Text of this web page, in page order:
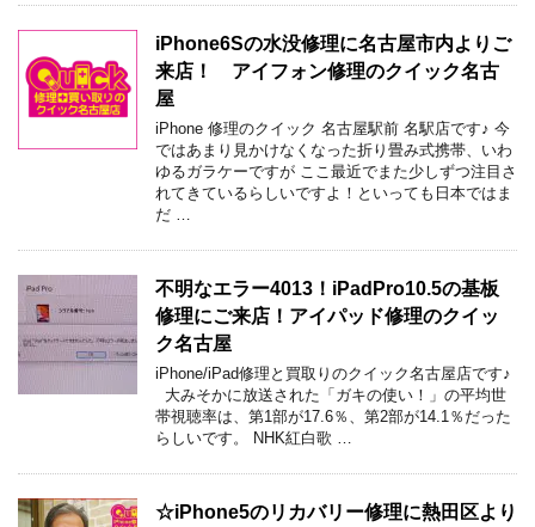
iPhone6Sの水没修理に名古屋市内よりご
来店！ アイフォン修理のクイック名古
屋
iPhone 修理のクイック 名古屋駅前 名駅店です♪ 今
ではあまり見かけなくなった折り畳み式携帯、いわ
ゆるガラケーですが ここ最近でまた少しずつ注目さ
れてきているらしいですよ！といっても日本ではま
だ …
不明なエラー4013！iPadPro10.5の基板
修理にご来店！アイパッド修理のクイッ
ク名古屋
iPhone/iPad修理と買取りのクイック名古屋店です♪
大みそかに放送された「ガキの使い！」の平均世
帯視聴率は、第1部が17.6％、第2部が14.1％だった
らしいです。 NHK紅白歌 …
☆iPhone5のリカバリー修理に熱田区より